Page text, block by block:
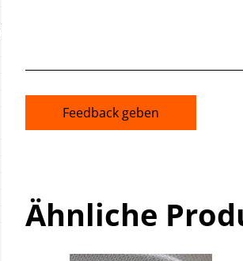
Feedback geben
Ähnliche